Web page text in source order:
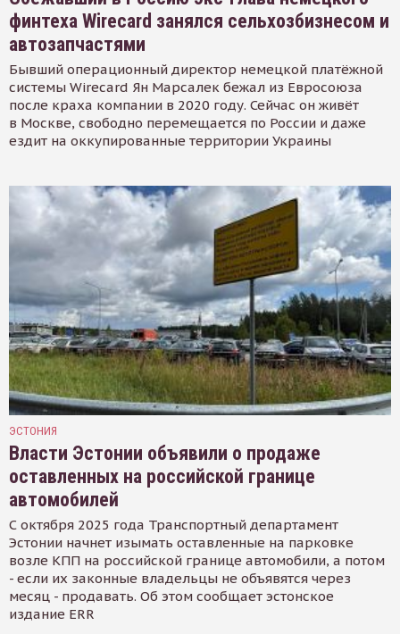
финтеха Wirecard занялся сельхозбизнесом и
автозапчастями
Бывший операционный директор немецкой платёжной
системы Wirecard Ян Марсалек бежал из Евросоюза
после краха компании в 2020 году. Сейчас он живёт
в Москве, свободно перемещается по России и даже
ездит на оккупированные территории Украины
ЭСТОНИЯ
Власти Эстонии объявили о продаже
оставленных на российской границе
автомобилей
С октября 2025 года Транспортный департамент
Эстонии начнет изымать оставленные на парковке
возле КПП на российской границе автомобили, а потом
- если их законные владельцы не объявятся через
месяц - продавать. Об этом сообщает эстонское
издание ERR